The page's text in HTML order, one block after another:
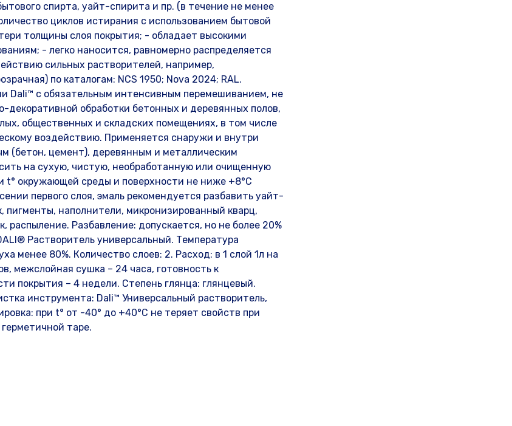
спирта, уайт-спирита и пр. (в течение не менее
циклов истирания с использованием бытовой
толщины слоя покрытия; - обладает высокими
- легко наносится, равномерно распределяется
сильных растворителей, например,
по каталогам: NCS 1950; Nova 2024; RAL.
Dali™ с обязательным интенсивным перемешиванием, не
обработки бетонных и деревянных полов,
общественных и складских помещениях, в том числе
воздействию. Применяется снаружи и внутри
(бетон, цемент), деревянным и металлическим
на сухую, чистую, необработанную или очищенную
t° окружающей среды и поверхности не ниже +8°С
первого слоя, эмаль рекомендуется разбавить уайт-
наполнители, микронизированный кварц,
Разбавление: допускается, но не более 20%
Растворитель универсальный. Температура
менее 80%. Количество слоев: 2. Расход: в 1 слой 1л на
межслойная сушка – 24 часа, готовность к
покрытия – 4 недели. Степень глянца: глянцевый.
инструмента: Dali™ Универсальный растворитель,
при t° от -40° до +40°С не теряет свойств при
таре.